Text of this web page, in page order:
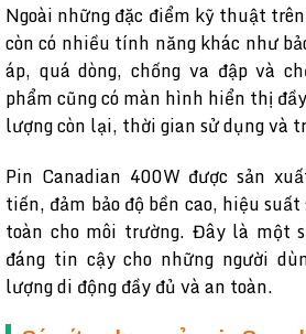
Ngoài những đặc điểm kỹ thuật
còn có nhiều tính năng khác như
áp, quá dòng, chống va đập và
phẩm cũng có màn hình hiển thị
lượng còn lại, thời gian sử dụng và
Pin Canadian 400W được sản
tiến, đảm bảo độ bền cao, hiệu
toàn cho môi trường. Đây là một
đáng tin cậy cho những người
lượng di động đầy đủ và an toàn.